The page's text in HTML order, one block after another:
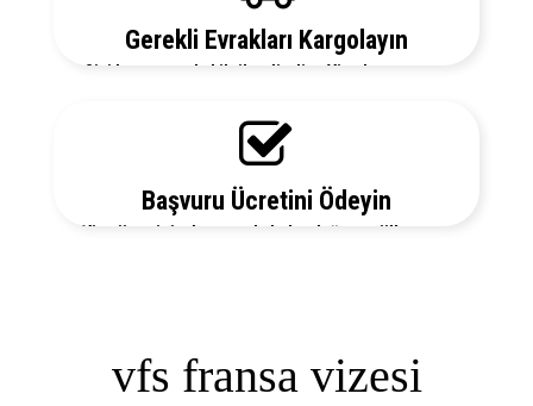
Gerekli Evrakları Kargolayın
Sizi her aşamada bilgilendirelim. Vize başvurunuz
Başvuru Ücretini Ödeyin
Vize ücretiniz, başvuruda bulunduğunuz ülkeye ve
vfs fransa vizesi